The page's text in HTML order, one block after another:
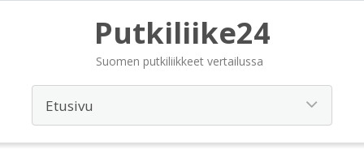
Putkiliike24
Suomen putkiliikkeet vertailussa